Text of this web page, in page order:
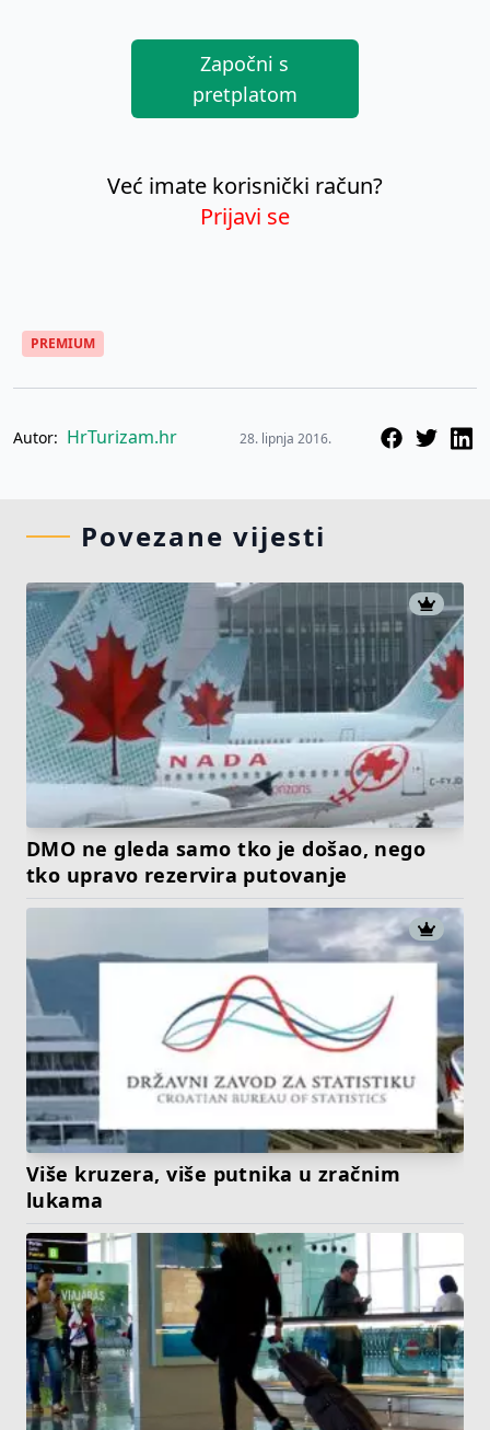
Započni s
pretplatom
Već imate korisnički račun?
Prijavi se
PREMIUM
Autor: HrTurizam.hr 28. lipnja 2016.
Povezane vijesti
DMO ne gleda samo tko je došao, nego
tko upravo rezervira putovanje
Više kruzera, više putnika u zračnim
lukama